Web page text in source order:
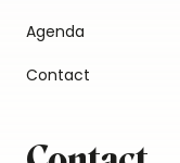
Agenda
Contact